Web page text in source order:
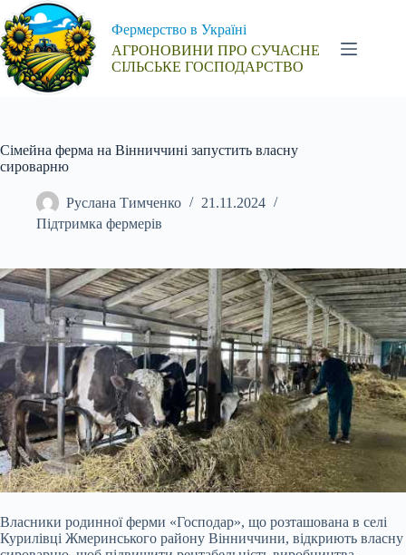
Перейти
до
вмісту
Фермерство в Україні
АГРОНОВИНИ ПРО СУЧАСНЕ
СІЛЬСЬКЕ ГОСПОДАРСТВО
Сімейна ферма на Вінниччині запустить власну
сироварню
Руслана Тимченко
21.11.2024
Підтримка фермерів
Власники родинної ферми «Господар», що розташована в селі
Курилівці Жмеринського району Вінниччини, відкриють власну